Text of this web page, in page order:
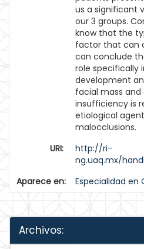
us a significant
our 3 groups.
know that the
factor that can
can conclude
role specifically
development
facial mass
insufficiency is
etiological
malocclusions.
URI:
http://ri-
ng.uaq.mx/
Aparece en:
Especialidad
Archivos: